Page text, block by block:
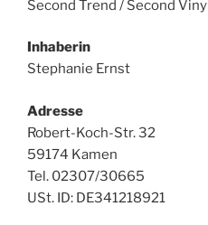
Second Trend / Second
Inhaberin
Stephanie Ernst
Adresse
Robert-Koch-Str. 32
59174 Kamen
Tel. 02307/30665
USt. ID: DE341218921